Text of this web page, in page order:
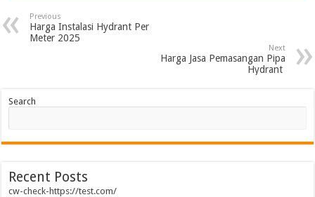
Previous
Harga Instalasi Hydrant Per
Meter 2025
Next
Harga Jasa Pemasangan Pipa
Hydrant
Search
Recent Posts
cw-check-https://test.com/